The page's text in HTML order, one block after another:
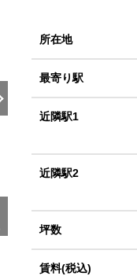
所在地
最寄り駅
近隣駅1
近隣駅2
坪数
賃料(税込)